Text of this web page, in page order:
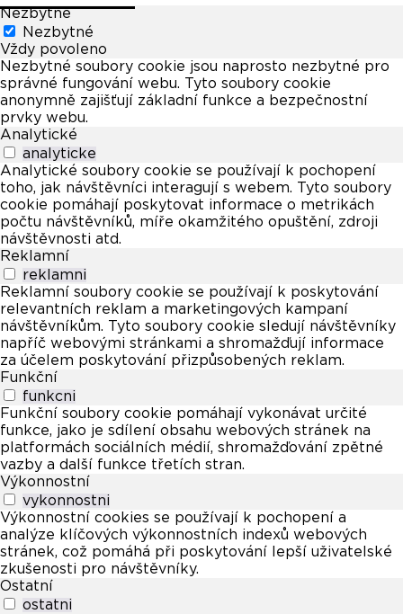
Nezbytné
Nezbytné
Vždy povoleno
Nezbytné soubory cookie jsou naprosto nezbytné pro
správné fungování webu. Tyto soubory cookie
anonymně zajišťují základní funkce a bezpečnostní
prvky webu.
Analytické
analyticke
Analytické soubory cookie se používají k pochopení
toho, jak návštěvníci interagují s webem. Tyto soubory
cookie pomáhají poskytovat informace o metrikách
počtu návštěvníků, míře okamžitého opuštění, zdroji
návštěvnosti atd.
Reklamní
reklamni
Reklamní soubory cookie se používají k poskytování
relevantních reklam a marketingových kampaní
návštěvníkům. Tyto soubory cookie sledují návštěvníky
napříč webovými stránkami a shromažďují informace
za účelem poskytování přizpůsobených reklam.
Funkční
funkcni
Funkční soubory cookie pomáhají vykonávat určité
funkce, jako je sdílení obsahu webových stránek na
platformách sociálních médií, shromažďování zpětné
vazby a další funkce třetích stran.
Výkonnostní
vykonnostni
Výkonnostní cookies se používají k pochopení a
analýze klíčových výkonnostních indexů webových
stránek, což pomáhá při poskytování lepší uživatelské
zkušenosti pro návštěvníky.
Ostatní
ostatni